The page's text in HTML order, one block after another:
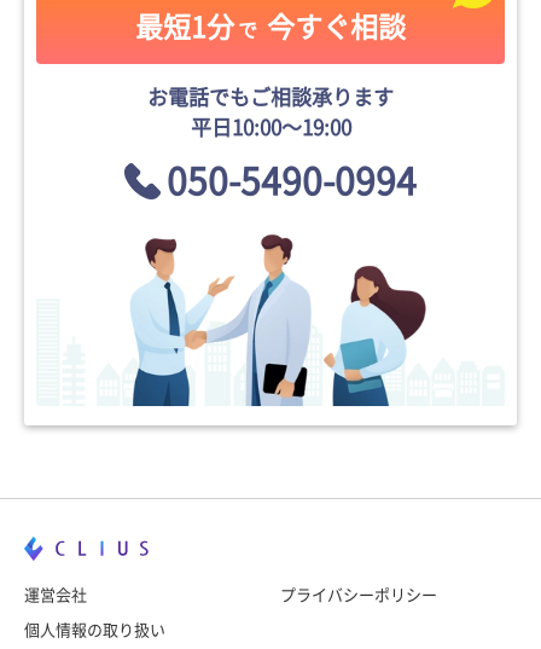
最短1分 で 今すぐ相談
お電話でもご相談承ります
平日10:00〜19:00
050-5490-0994
運営会社 プライバシーポリシー
個人情報の取り扱い